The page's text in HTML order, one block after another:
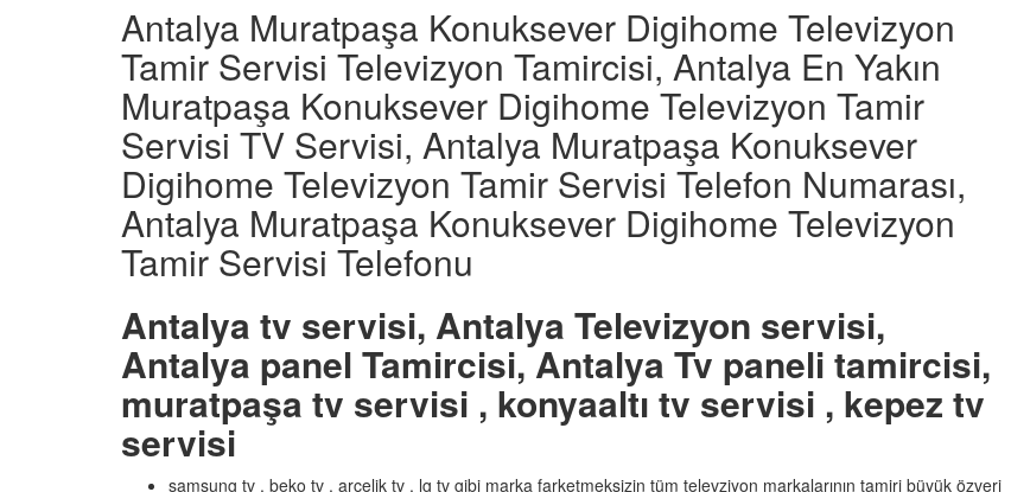
Antalya Muratpaşa Konuksever Digihome Televizyon
Tamir Servisi Televizyon Tamircisi, Antalya En Yakın
Muratpaşa Konuksever Digihome Televizyon Tamir
Servisi TV Servisi, Antalya Muratpaşa Konuksever
Digihome Televizyon Tamir Servisi Telefon Numarası,
Antalya Muratpaşa Konuksever Digihome Televizyon
Tamir Servisi Telefonu
Antalya tv servisi, Antalya Televizyon servisi,
Antalya panel Tamircisi, Antalya Tv paneli tamircisi,
muratpaşa tv servisi , konyaaltı tv servisi , kepez tv
servisi
samsung tv , beko tv , arçelik tv , lg tv gibi marka farketmeksizin tüm televziyon markalarının tamiri büyük özveri